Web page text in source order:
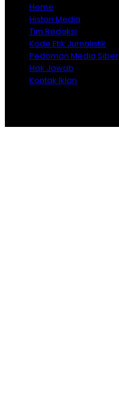
Home
Histori Media
Tim Redaksi
Kode Etik Jurnalistik
Pedoman Media Siber
Hak Jawab
Kontak Iklan